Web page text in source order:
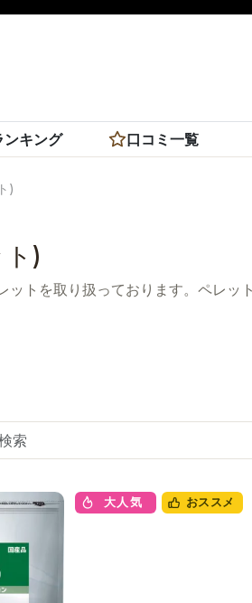
ンキング 口コミ一覧
)
)
ットを取り扱っております。ペレ
大人気 おススメ